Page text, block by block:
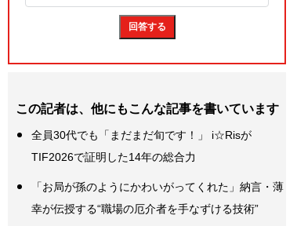
この記者は、他にもこんな記事を書いています
全員30代でも「まだまだ旬です！」 i☆Risが
TIF2026で証明した14年の総合力
「お局が孫のようにかわいがってくれた」納言・薄
幸が伝授する“職場の厄介者を手なずける技術”